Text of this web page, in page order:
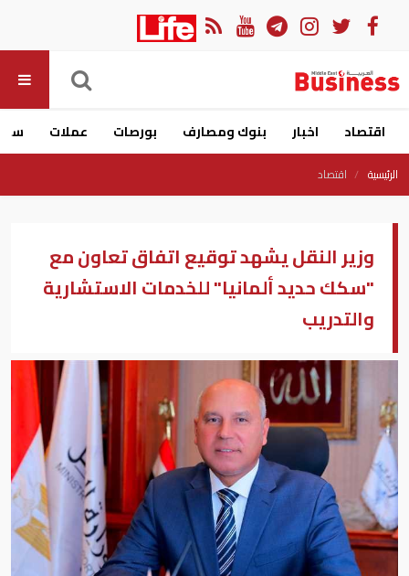
اقتصاد اخبار بنوك ومصارف بورصات عملات
الرئيسية اقتصاد
وزير النقل يشهد توقيع اتفاق تعاون مع
"سكك حديد ألمانيا" للخدمات الاستشارية
والتدريب